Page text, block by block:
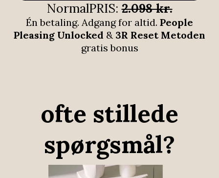
NormalPRIS:2.098 kr.
Én betaling. Adgang for altid. People
Pleasing Unlocked & 3R Reset Metoden
gratis bonus
ofte stillede
spørgsmål?